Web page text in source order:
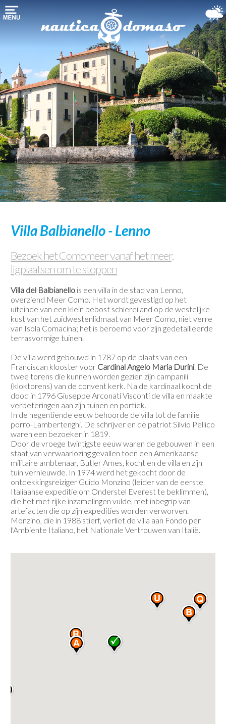
Bootstalling
Jachthaven-
Ligplaatsen
Nautical
Services
het
Comomeer
Boten
aanbod
Contact
Villa Balbianello - Lenno
Bezoek het Comomeer vanaf het meer,
ligplaatsen om te stoppen
Villa del Balbianello is een villa in de stad van Lenno,
overziend Meer Como. Het wordt gevestigd op het
uiteinde van een klein bebost schiereiland op de westelijke
kust van het zuidwestenlidmaat van Meer Como, niet verre
van Isola Comacina; het is beroemd voor zijn gedetailleerde
terrasvormige tuinen.
De villa werd gebouwd in 1787 op de plaats van een
Franciscan klooster voor Cardinal Angelo Maria Durini. De
twee torens die kunnen worden gezien zijn campanili
(kloktorens) van de convent kerk. Na de kardinaal kocht de
dood in 1796 Giuseppe Arconati Visconti de villa en maakte
verbeteringen aan zijn tuinen en portiek.
In de negentiende eeuw behoorde de villa tot de familie
porro-Lambertenghi. De schrijver en de patriot Silvio Pellico
waren een bezoeker in 1819.
Door de vroege twintigste eeuw waren de gebouwen in een
staat van verwaarlozing gevallen toen een Amerikaanse
militaire ambtenaar, Butler Ames, kocht en de villa en zijn
tuin vernieuwde. In 1974 werd het gekocht door de
ontdekkingsreiziger Guido Monzino (leider van de eerste
Italiaanse expeditie om Onderstel Everest te beklimmen),
die het met rijke inzamelingen vulde, met inbegrip van
artefacten die op zijn expedities worden verworven.
Monzino, die in 1988 stierf, verliet de villa aan Fondo per
l'Ambiente Italiano, het Nationale Vertrouwen van Italië.